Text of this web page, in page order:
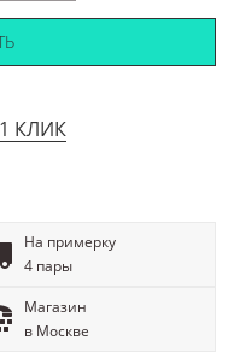
КЛИК
На примерку
4 пары
Магазин
в Москве